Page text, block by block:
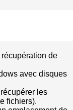
de
avec disques
les
fichiers).